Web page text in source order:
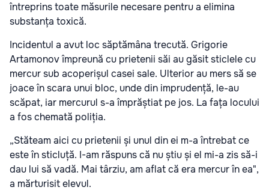
întreprins toate măsurile necesare pentru a elimina
substanța toxică.
Incidentul a avut loc săptămâna trecută. Grigorie
Artamonov împreună cu prietenii săi au găsit sticlele cu
mercur sub acoperișul casei sale. Ulterior au mers să se
joace în scara unui bloc, unde din imprudență, le-au
scăpat, iar mercurul s-a împrăștiat pe jos. La fața locului
a fos chemată poliția.
„Stăteam aici cu prietenii și unul din ei m-a întrebat ce
este în sticluță. I-am răspuns că nu știu și el mi-a zis să-i
dau lui să vadă. Mai târziu, am aflat că era mercur în ea",
a mărturisit elevul.